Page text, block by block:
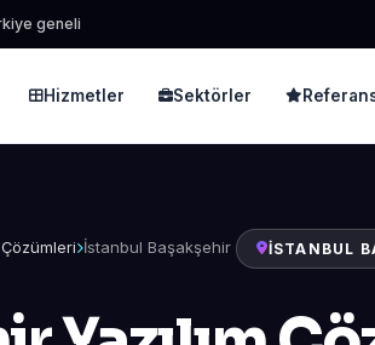
geneli
Hizmetler Sektörler
Çözümleri İstanbul Başakşehir İSTANBUL